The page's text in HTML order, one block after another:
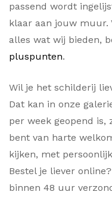
passend wordt
klaar aan jouw muur.
alles wat wij bieden,
pluspunten.
Wil je het schilderij
Dat kan in onze
per week geopend is,
bent van harte
kijken, met
Bestel je liever
binnen 48 uur